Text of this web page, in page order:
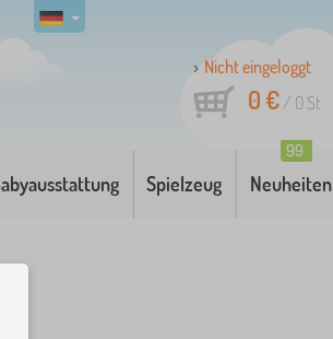
Nicht eingeloggt
0 €/ 0 St
Spielzeug Neuheiten
99